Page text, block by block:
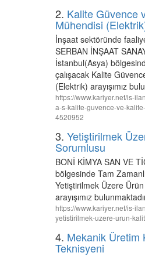
2. Kalite Güvence
Mühendisi
İnşaat sektöründe
SERBAN İNŞAAT
İstanbul(Asya)
çalışacak Kalite
(Elektrik) arayışımız
https://www.kariyer.net/is-
a-s-kalite-guvence-ve-
4520952
3. Yetiştirilmek
Sorumlusu
BONİ KİMYA SAN VE
bölgesinde Tam
Yetiştirilmek Üzere
arayışımız
https://www.kariyer.net/is-
yetistirilmek-uzere-urun-
4. Mekanik Üretim
Teknisyeni